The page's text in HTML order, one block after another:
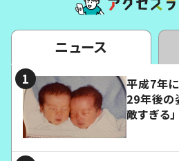
ニュース
平成7年
29年後の
敵すぎる」